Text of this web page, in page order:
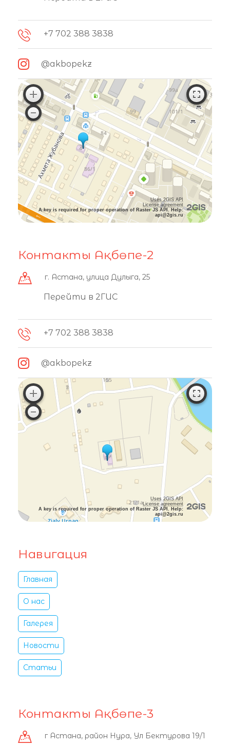
+7 702 388 3838
@akbopekz
Uses 2GIS API
License agreement
A key is required for proper operation of Raster JS API. Help:
api@2gis.ru
Контакты Ақбөпе-2
г. Астана, улица Дулыга, 25
Перейти в 2ГИС
+7 702 388 3838
@akbopekz
Uses 2GIS API
License agreement
A key is required for proper operation of Raster JS API. Help:
api@2gis.ru
Навигация
Главная
О нас
Галерея
Новости
Статьи
Контакты Ақбөпе-3
г Астана, район Нура, Ул Бектурова 19/1